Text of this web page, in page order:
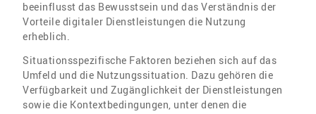
beeinflusst das Bewusstsein und das Verständnis der
Vorteile digitaler Dienstleistungen die Nutzung
erheblich.
Situationsspezifische Faktoren beziehen sich auf das
Umfeld und die Nutzungssituation. Dazu gehören die
Verfügbarkeit und Zugänglichkeit der Dienstleistungen
sowie die Kontextbedingungen, unter denen die